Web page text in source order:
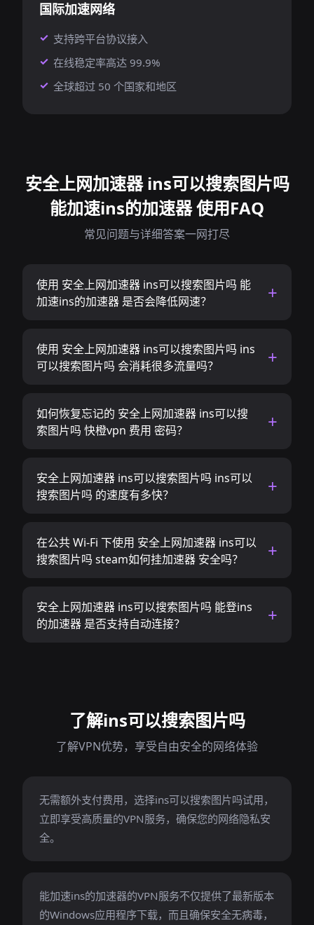
国际加速网络
支持跨平台协议接入
在线稳定率高达 99.9%
全球超过 50 个国家和地区
安全上网加速器 ins可以搜索图片吗
能加速ins的加速器 使用FAQ
常见问题与详细答案一网打尽
使用 安全上网加速器 ins可以搜索图片吗 能
加速ins的加速器 是否会降低网速？
使用 安全上网加速器 ins可以搜索图片吗 ins
可以搜索图片吗 会消耗很多流量吗？
如何恢复忘记的 安全上网加速器 ins可以搜
索图片吗 快橙vpn 费用 密码？
安全上网加速器 ins可以搜索图片吗 ins可以
搜索图片吗 的速度有多快？
在公共 Wi-Fi 下使用 安全上网加速器 ins可以
搜索图片吗 steam如何挂加速器 安全吗？
安全上网加速器 ins可以搜索图片吗 能登ins
的加速器 是否支持自动连接？
了解ins可以搜索图片吗
了解VPN优势，享受自由安全的网络体验
无需额外支付费用，选择ins可以搜索图片吗试用，
立即享受高质量的VPN服务，确保您的网络隐私安
全。
能加速ins的加速器的VPN服务不仅提供了最新版本
的Windows应用程序下载，而且确保安全无病毒，